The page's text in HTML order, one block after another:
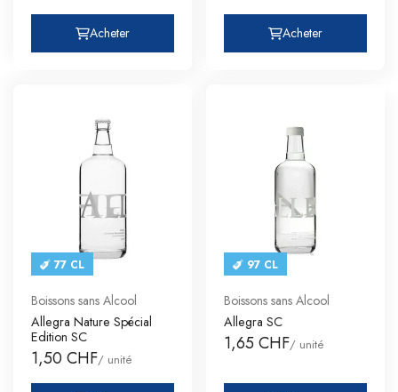
Acheter Acheter
77 CL
Boissons sans Alcool
Allegra Nature Spécial
Edition SC
1,50 CHF/ unité
97 CL
Boissons sans Alcool
Allegra SC
1,65 CHF/ unité